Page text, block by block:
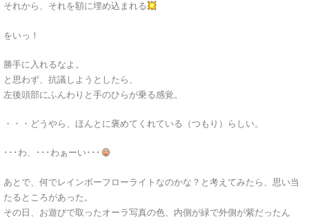
それから、それを額に埋め込まれる
をいっ！
勝手に入れるなよ。
と思わず、抗議しようとしたら、
左後頭部にふんわりと手のひらが乗る感覚。
・・・どうやら、ほんとに褒めてくれている（つもり）らしい。
･･･わ、･･･わぁーい･･･
あとで、何でレインボーフローライトなのかな？と考えてみたら、思い当
たるところがあった。
その日、お遊びで取ったオーラ写真の色、内側が緑で外側が紫だったん